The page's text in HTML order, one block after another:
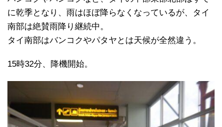
に乾季となり、雨はほぼ降らなくなっているが、タイ
南部は絶賛雨降り継続中。
タイ南部はバンコクやパタヤとは天候が全然違う。
15時32分、降機開始。